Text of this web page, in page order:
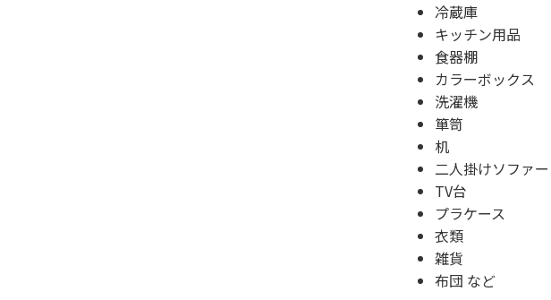
冷蔵庫
キッチン用品
食器棚
カラーボックス
洗濯機
箪笥
机
二人掛けソファー
TV台
プラケース
衣類
雑貨
布団 など